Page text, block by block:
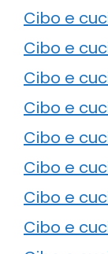
Cibo e
Cibo e
Cibo e
Cibo e
Cibo e
Cibo e
Cibo e
Cibo e